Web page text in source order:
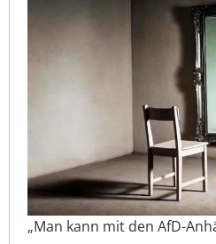
„Man kann mit den AfD-